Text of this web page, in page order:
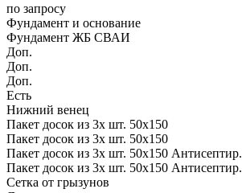
по запросу
Фундамент и основание
Фундамент ЖБ СВАИ
Доп.
Доп.
Доп.
Есть
Нижний венец
Пакет досок из 3х шт. 50х150
Пакет досок из 3х шт. 50х150
Пакет досок из 3х шт. 50х150 Антисептир.
Пакет досок из 3х шт. 50х150 Антисептир.
Сетка от грызунов